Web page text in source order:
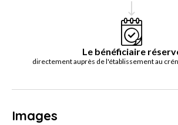
Le bénéficiaire
directement auprès de l'établissement au
Images